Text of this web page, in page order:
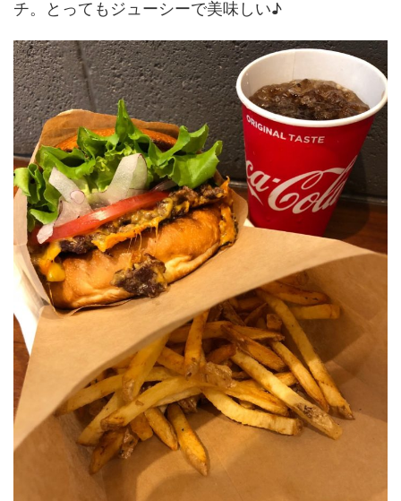
チ。とってもジューシーで美味しい♪